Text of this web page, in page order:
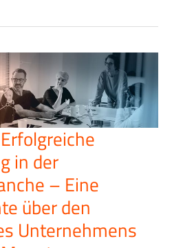
in der
– Eine
über den
Unternehmens